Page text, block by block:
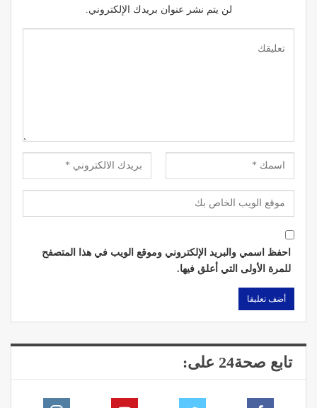
لن يتم نشر عنوان بريدك الإلكتروني.
احفظ اسمي والبريد الإلكتروني وموقع الويب في هذا المتصفح
للمرة الأولى التي أعلق فيها.
تابع صحة24 على: